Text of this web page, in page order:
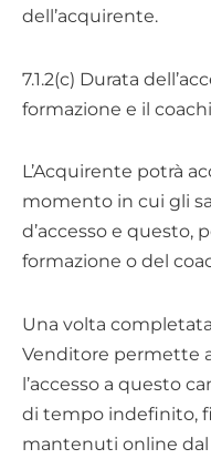
dell’acquirente.
7.1.2(c) Durata
formazione e il
L’Acquirente potrà
momento in cui gli
d’accesso e questo,
formazione o del
Una volta
Venditore permette
l’accesso a questo
di tempo indefinito,
mantenuti online dal